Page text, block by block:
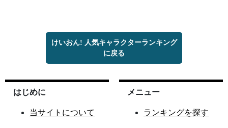
けいおん! 人気キャラクターランキング
に戻る
はじめに
当サイトについて
メニュー
ランキングを探す